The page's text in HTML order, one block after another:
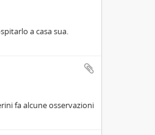
a casa sua.
fa alcune osservazioni